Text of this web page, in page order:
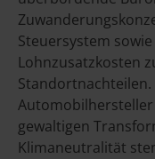
Steuersystem
Lohnzusatzkosten
gewaltigen
Klimaneutralität